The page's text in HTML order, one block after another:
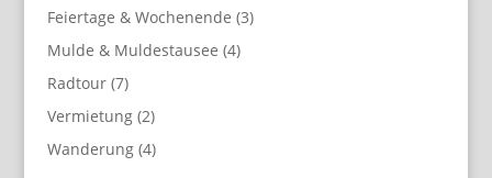
Feiertage & Wochenende (3)
Mulde & Muldestausee (4)
Radtour(7)
Vermietung(2)
Wanderung(4)